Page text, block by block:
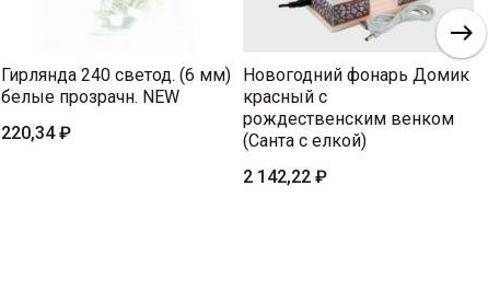
Гирлянда 240 светод. (6 мм)
белые прозрачн. NEW
220,34 ₽
Новогодний фонарь Домик
красный с
рождественским венком
(Санта с елкой)
2 142,22 ₽